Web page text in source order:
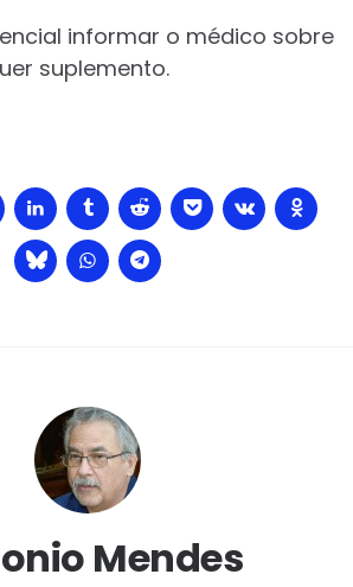
informar o médico sobre
suplemento.
Mendes